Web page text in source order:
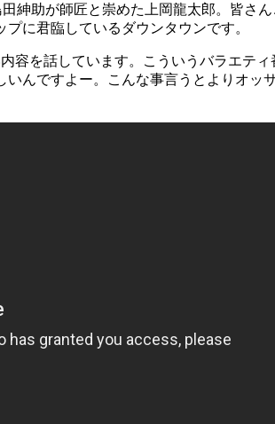
紳助が師匠と崇めた上岡龍太郎。皆さ
に君臨しているダウンタウンです。
容を話しています。こういうバラエテ
んですよー。こんな事言うとよりオッ